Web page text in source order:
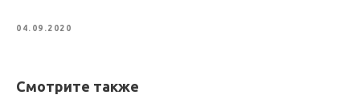
04.09.2020
Смотрите также